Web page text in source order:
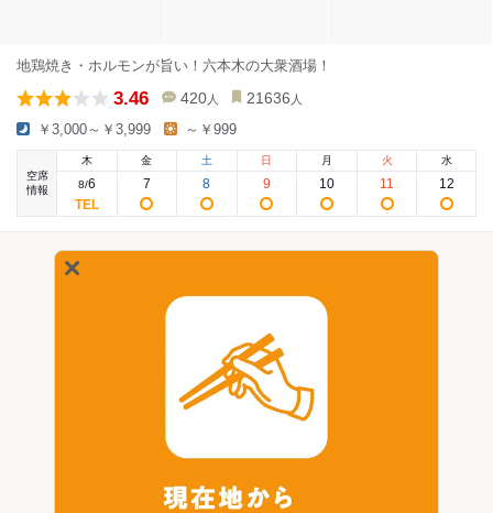
地鶏焼き・ホルモンが旨い！六本木の大衆酒場！
3.46 420 人 21636 人
￥3,000～￥3,999 ～￥999
空席
情報
木
8/6
金
7
土
8
日
9
月
10
火
11
水
12